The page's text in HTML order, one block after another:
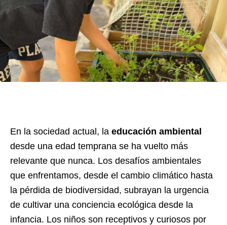
En la sociedad actual, la educación ambiental
desde una edad temprana se ha vuelto más
relevante que nunca. Los desafíos ambientales
que enfrentamos, desde el cambio climático hasta
la pérdida de biodiversidad, subrayan la urgencia
de cultivar una conciencia ecológica desde la
infancia. Los niños son receptivos y curiosos por